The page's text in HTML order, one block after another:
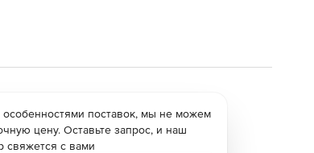
особенностями поставок, мы не можем
цену. Оставьте запрос, и наш
свяжется с вами